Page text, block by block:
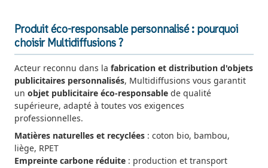
Produit éco-responsable personnalisé : pourquoi
choisir Multidiffusions ?
Acteur reconnu dans la fabrication et distribution d'objets
publicitaires personnalisés, Multidiffusions vous garantit
un objet publicitaire éco-responsable de qualité
supérieure, adapté à toutes vos exigences
professionnelles.
Matières naturelles et recyclées : coton bio, bambou,
liège, RPET
Empreinte carbone réduite : production et transport